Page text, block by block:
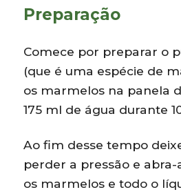
Preparação
Comece por preparar o
(que é uma espécie de
os marmelos na panela
175 ml de água durante
Ao fim desse tempo
perder a pressão e
os marmelos e todo o